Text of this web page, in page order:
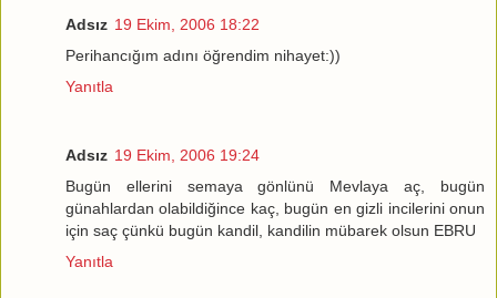
Adsız 19 Ekim, 2006 18:22
Perihancığım adını öğrendim nihayet:))
Yanıtla
Adsız 19 Ekim, 2006 19:24
Bugün ellerini semaya gönlünü Mevlaya aç, bugün
günahlardan olabildiğince kaç, bugün en gizli incilerini onun
için saç çünkü bugün kandil, kandilin mübarek olsun EBRU
Yanıtla